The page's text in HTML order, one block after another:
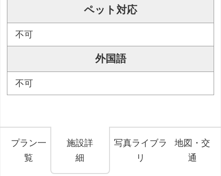
ペット対応
不可
外国語
不可
プラン一
覧
施設詳
細
写真ライブラ
リ
地図・交
通